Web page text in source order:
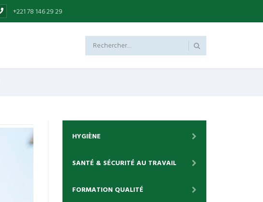
+221 78 146 29 29
HYGIÈNE
SANTÉ & SÉCURITÉ AU TRAVAIL
FORMATION QUALITÉ